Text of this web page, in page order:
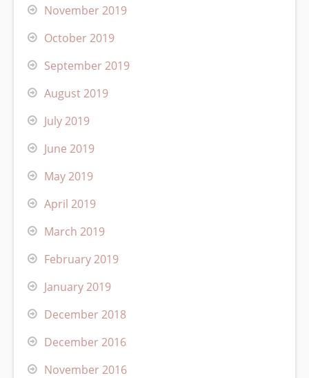
November 2019
October 2019
September 2019
August 2019
July 2019
June 2019
May 2019
April 2019
March 2019
February 2019
January 2019
December 2018
December 2016
November 2016